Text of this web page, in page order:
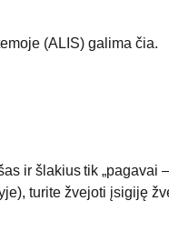
(ALIS) galima čia.
ir šlakius tik „pagavai –
turite žvejoti įsigiję